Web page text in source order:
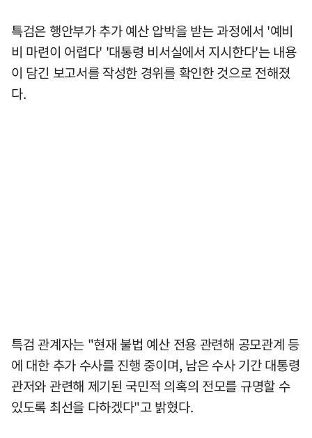
특검은 행안부가 추가 예산 압박을 받는 과정에서 '예비
비 마련이 어렵다' '대통령 비서실에서 지시한다'는 내용
이 담긴 보고서를 작성한 경위를 확인한 것으로 전해졌
다.
특검 관계자는 "현재 불법 예산 전용 관련해 공모관계 등
에 대한 추가 수사를 진행 중이며, 남은 수사 기간 대통령
관저와 관련해 제기된 국민적 의혹의 전모를 규명할 수
있도록 최선을 다하겠다"고 밝혔다.